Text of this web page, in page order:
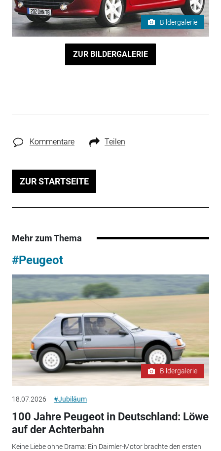
Bildergalerie
ZUR BILDERGALERIE
Kommentare Teilen
ZUR STARTSEITE
Mehr zum Thema
#Peugeot
Bildergalerie
18.07.2026 #Jubiläum
100 Jahre Peugeot in Deutschland: Löwe
auf der Achterbahn
Keine Liebe ohne Drama: Ein Daimler-Motor brachte den ersten